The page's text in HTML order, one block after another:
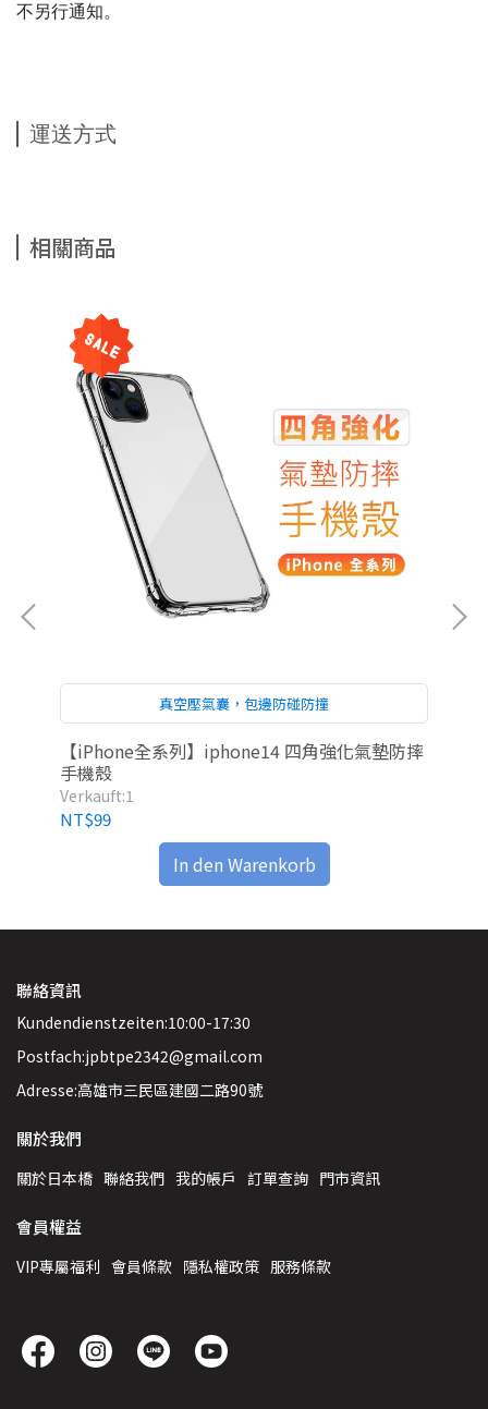
不另行通知。
運送方式
相關商品
真空壓氣囊，包邊防碰防撞
【iPhone全系列】iphone14 四角強化氣墊防摔
手機殼
Verkauft:1
NT$99
In den Warenkorb
聯絡資訊
Kundendienstzeiten:10:00-17:30
Postfach:jpbtpe2342@gmail.com
Adresse:高雄市三民區建國二路90號
關於我們
關於日本橋 聯絡我們 我的帳戶 訂單查詢 門市資訊
會員權益
VIP專屬福利 會員條款 隱私權政策 服務條款